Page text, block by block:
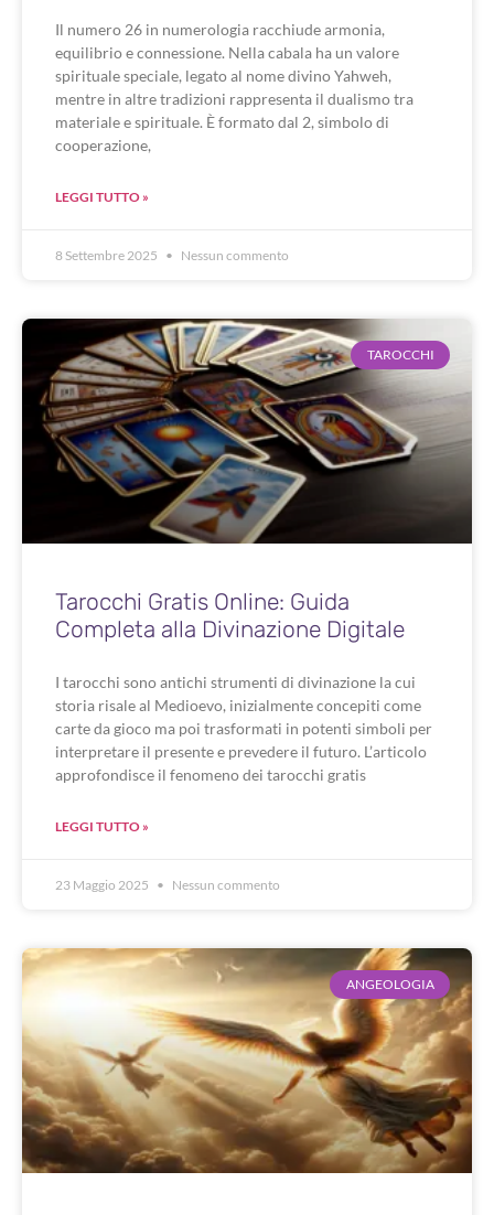
Il numero 26 in numerologia racchiude armonia,
equilibrio e connessione. Nella cabala ha un valore
spirituale speciale, legato al nome divino Yahweh,
mentre in altre tradizioni rappresenta il dualismo tra
materiale e spirituale. È formato dal 2, simbolo di
cooperazione,
LEGGI TUTTO »
8 Settembre 2025 Nessun commento
TAROCCHI
Tarocchi Gratis Online: Guida
Completa alla Divinazione Digitale
I tarocchi sono antichi strumenti di divinazione la cui
storia risale al Medioevo, inizialmente concepiti come
carte da gioco ma poi trasformati in potenti simboli per
interpretare il presente e prevedere il futuro. L’articolo
approfondisce il fenomeno dei tarocchi gratis
LEGGI TUTTO »
23 Maggio 2025 Nessun commento
ANGEOLOGIA